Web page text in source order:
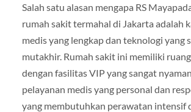
Salah satu alasan mengapa RS
rumah sakit termahal di Jakarta adalah
medis yang lengkap dan teknologi yang
mutakhir. Rumah sakit ini memiliki
dengan fasilitas VIP yang sangat
pelayanan medis yang personal dan
yang membutuhkan perawatan intensif